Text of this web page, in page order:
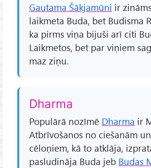
Gautama Šākjamūni ir
laikmeta Buda, bet Budisma
ka pirms viņa bijuši arī citi
Laikmetos, bet par viņiem
maz ziņu.
Dharma
Populārā nozīmē Dharma ir
Atbrīvošanos no ciešanām
cēloņiem, kā to atklāja,
pasludināja Buda jeb Budas